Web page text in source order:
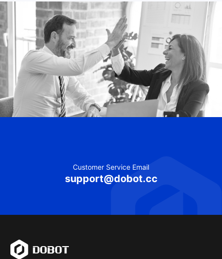
Customer Service Email
support@dobot.cc